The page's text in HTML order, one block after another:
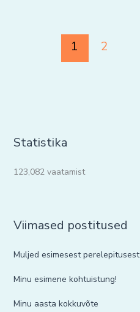
1 2
Statistika
123,082 vaatamist
Viimased postitused
Muljed esimesest perelepitusest
Minu esimene kohtuistung!
Minu aasta kokkuvõte